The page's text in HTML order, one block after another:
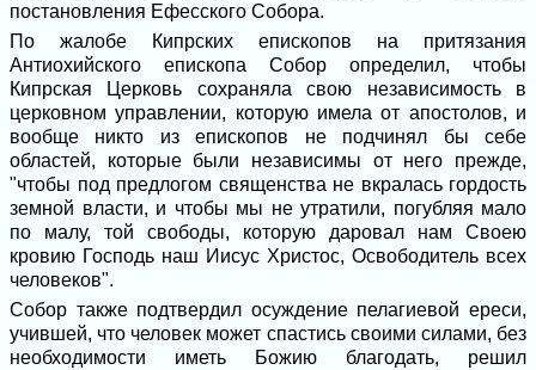
постановления Ефесского Собора.
По жалобе Кипрских епископов на притязания
Антиохийского епископа Собор определил, чтобы
Кипрская Церковь сохраняла свою независимость в
церковном управлении, которую имела от апостолов, и
вообще никто из епископов не подчинял бы себе
областей, которые были независимы от него прежде,
"чтобы под предлогом священства не вкралась гордость
земной власти, и чтобы мы не утратили, погубляя мало
по малу, той свободы, которую даровал нам Своею
кровию Господь наш Иисус Христос, Освободитель всех
человеков".
Собор также подтвердил осуждение пелагиевой ереси,
учившей, что человек может спастись своими силами, без
необходимости иметь Божию благодать, решил